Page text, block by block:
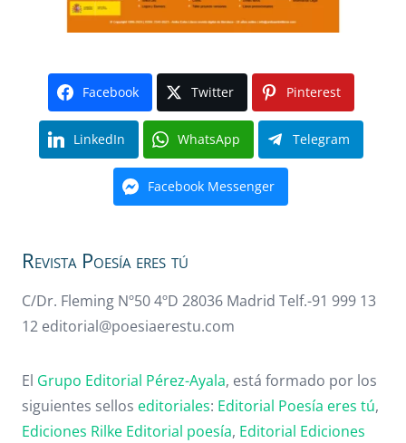
Facebook Twitter Pinterest
LinkedIn WhatsApp Telegram
Facebook Messenger
Revista Poesía eres tú
C/Dr. Fleming Nº50 4ºD 28036 Madrid Telf.-91 999 13
12 editorial@poesiaerestu.com
El Grupo Editorial Pérez-Ayala, está formado por los
siguientes sellos editoriales: Editorial Poesía eres tú,
Ediciones Rilke Editorial poesía, Editorial Ediciones